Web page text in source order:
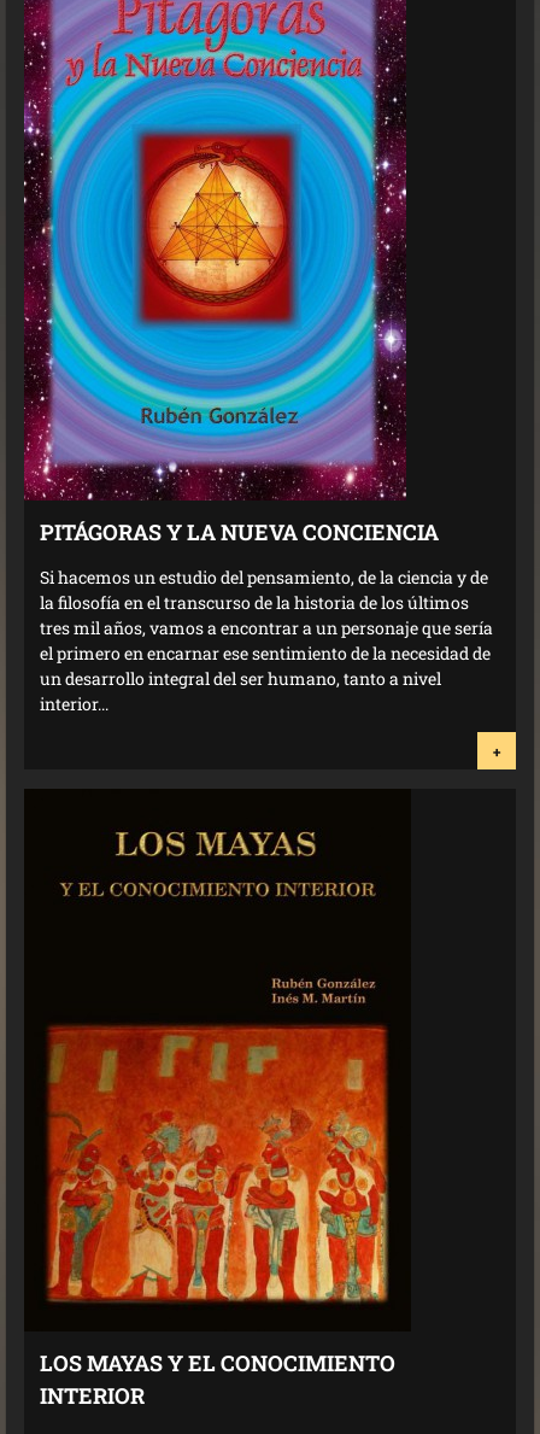
PITÁGORAS Y LA NUEVA CONCIENCIA
Si hacemos un estudio del pensamiento, de la ciencia y de
la filosofía en el transcurso de la historia de los últimos
tres mil años, vamos a encontrar a un personaje que sería
el primero en encarnar ese sentimiento de la necesidad de
un desarrollo integral del ser humano, tanto a nivel
interior...
+
LOS MAYAS Y EL CONOCIMIENTO
INTERIOR